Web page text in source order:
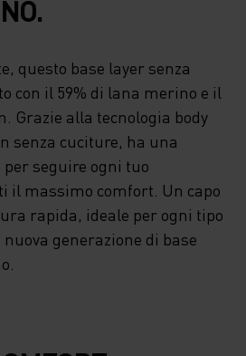
questo base layer senza
con il 59% di lana merino e il
Grazie alla tecnologia body
senza cuciture, ha una
seguire ogni tuo
il massimo comfort. Un capo
rapida, ideale per ogni tipo
generazione di base